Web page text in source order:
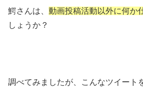
鰐さんは、 動画投稿活動以外に何か
しょうか？
調べてみましたが、こんなツイート